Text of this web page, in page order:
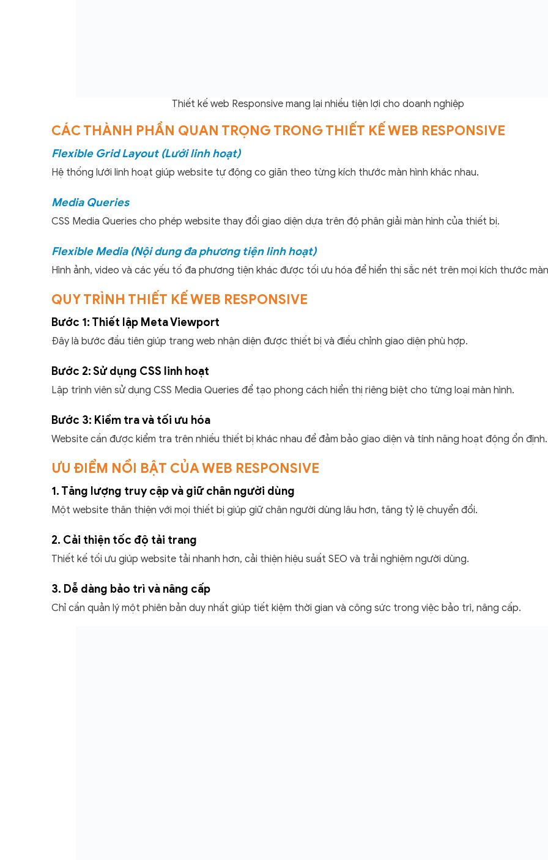
Thiết kế web Responsive mang lại nhiều tiện lợi cho doanh nghiệp
CÁC THÀNH PHẦN QUAN TRỌNG TRONG THIẾT KẾ WEB RESPONSIVE
Flexible Grid Layout (Lưới linh hoạt)
Hệ thống lưới linh hoạt giúp website tự động co giãn theo từng kích thước màn hình khác nhau.
Media Queries
CSS Media Queries cho phép website thay đổi giao diện dựa trên độ phân giải màn hình của thiết bị.
Flexible Media (Nội dung đa phương tiện linh hoạt)
Hình ảnh, video và các yếu tố đa phương tiện khác được tối ưu hóa để hiển thị sắc nét trên mọi kích thước
QUY TRÌNH THIẾT KẾ WEB RESPONSIVE
Bước 1: Thiết lập Meta Viewport
Đây là bước đầu tiên giúp trang web nhận diện được thiết bị và điều chỉnh giao diện phù hợp.
Bước 2: Sử dụng CSS linh hoạt
Lập trình viên sử dụng CSS Media Queries để tạo phong cách hiển thị riêng biệt cho từng loại màn hình.
Bước 3: Kiểm tra và tối ưu hóa
Website cần được kiểm tra trên nhiều thiết bị khác nhau để đảm bảo giao diện và tính năng hoạt động ổn định.
ƯU ĐIỂM NỔI BẬT CỦA WEB RESPONSIVE
1. Tăng lượng truy cập và giữ chân người dùng
Một website thân thiện với mọi thiết bị giúp giữ chân người dùng lâu hơn, tăng tỷ lệ chuyển đổi.
2. Cải thiện tốc độ tải trang
Thiết kế tối ưu giúp website tải nhanh hơn, cải thiện hiệu suất SEO và trải nghiệm người dùng.
3. Dễ dàng bảo trì và nâng cấp
Chỉ cần quản lý một phiên bản duy nhất giúp tiết kiệm thời gian và công sức trong việc bảo trì, nâng cấp.